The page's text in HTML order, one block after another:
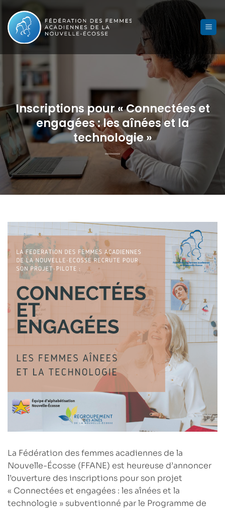
to
content
Inscriptions pour « Connectées et
engagées : les aînées et la
technologie »
La Fédération des femmes acadiennes de la
Nouvelle-Écosse (FFANE) est heureuse d’annoncer
l’ouverture des inscriptions pour son projet
« Connectées et engagées : les aînées et la
technologie » subventionné par le Programme de